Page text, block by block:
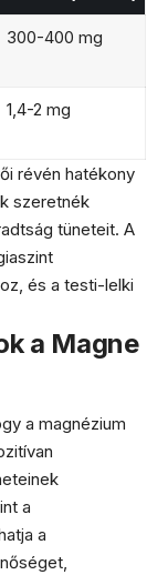
300-400 mg
1,4-2 mg
révén hatékony
szeretnék
tüneteit. A
és a testi-lelki
a Magne
a magnézium
a
a